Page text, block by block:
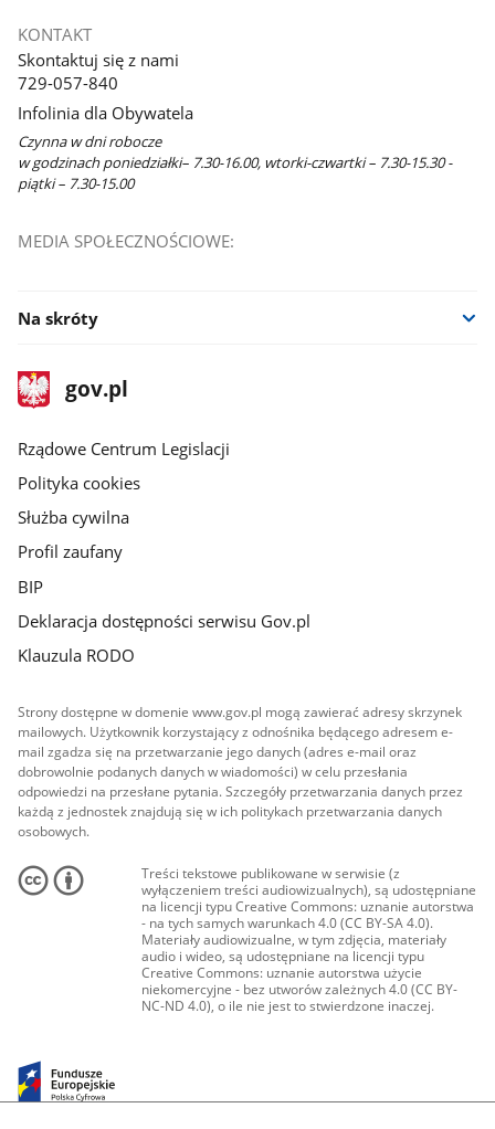
nowym
KONTAKT
Skontaktuj się z nami
729-057-840
Infolinia dla Obywatela
Czynna w dni robocze
w godzinach poniedziałki– 7.30-16.00, wtorki-czwartki – 7.30-15.30 -
piątki – 7.30-15.00
MEDIA SPOŁECZNOŚCIOWE:
Na skróty
stopka
gov.plStrona
gov.pl
Rządowe Centrum Legislacji
Polityka cookies
Służba cywilna
Profil zaufany
BIP
Deklaracja dostępności serwisu Gov.pl
Klauzula RODO
Strony dostępne w domenie www.gov.pl mogą zawierać adresy skrzynek
mailowych. Użytkownik korzystający z odnośnika będącego adresem e-
mail zgadza się na przetwarzanie jego danych (adres e-mail oraz
dobrowolnie podanych danych w wiadomości) w celu przesłania
odpowiedzi na przesłane pytania. Szczegóły przetwarzania danych przez
każdą z jednostek znajdują się w ich politykach przetwarzania danych
osobowych.
Treści tekstowe publikowane w serwisie (z
wyłączeniem treści audiowizualnych), są udostępniane
na licencji typu Creative Commons: uznanie autorstwa
- na tych samych warunkach 4.0 (CC BY-SA 4.0).
Materiały audiowizualne, w tym zdjęcia, materiały
audio i wideo, są udostępniane na licencji typu
Creative Commons: uznanie autorstwa użycie
niekomercyjne - bez utworów zależnych 4.0 (CC BY-
NC-ND 4.0), o ile nie jest to stwierdzone inaczej.